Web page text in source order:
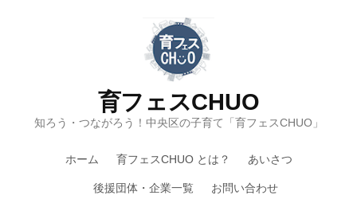
育フェスCHUO
知ろう・つながろう！中央区の子育て「育フェスCHUO」
ホーム 育フェスCHUO とは？ あいさつ
後援団体・企業一覧 お問い合わせ